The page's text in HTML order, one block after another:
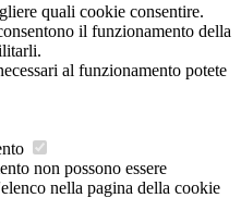
quali cookie consentire.
il funzionamento della
al funzionamento potete
non possono essere
nella pagina della cookie